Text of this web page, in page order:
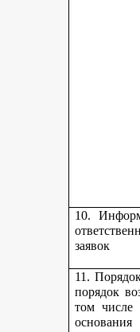
10.
заявок
11.
порядок
том числе